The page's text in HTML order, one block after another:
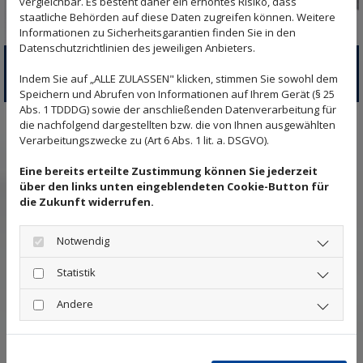
VORDÄCHER & ÜBERDACHUNGEN
ÜBER UNSERE SCHLOSSEREI
Optimale Lösungen und hochwertige
Leistungen
Seit mehr als 90 Jahren ist unsereSchlosserei-
Metallbau Uwe Müllerin unserem Familienbesitz.
Uwe Müller leitet den Betrieb in der 3. Generation
staatliche Behörden auf diese Daten zugreifen können. Weitere
Informationen zu Sicherheitsgarantien finden Sie in den
Datenschutzrichtlinien des jeweiligen Anbieters.
Indem Sie auf „ALLE ZULASSEN" klicken, stimmen Sie sowohl dem
Speichern und Abrufen von Informationen auf Ihrem Gerät (§ 25
Abs. 1 TDDDG) sowie der anschließenden Datenverarbeitung für
die nachfolgend dargestellten bzw. die von Ihnen ausgewählten
Verarbeitungszwecke zu (Art 6 Abs. 1 lit. a. DSGVO).
Eine bereits erteilte Zustimmung können Sie jederzeit
über den links unten eingeblendeten Cookie-Button für
die Zukunft widerrufen.
Notwendig
Statistik
Andere